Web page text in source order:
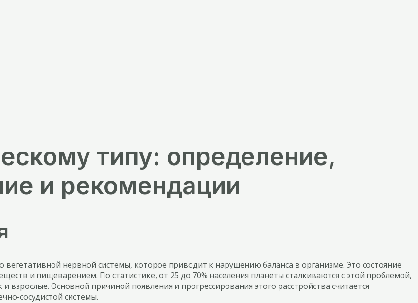
типу: определение,
и рекомендации
вегетативной нервной системы, которое приводит к нарушению баланса в организме. Это состояние
и пищеварением. По статистике, от 25 до 70% населения планеты сталкиваются с этой проблемой,
взрослые. Основной причиной появления и прогрессирования этого расстройства считается
сосудистой системы.